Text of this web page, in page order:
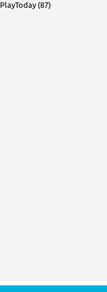
PlayToday (87)